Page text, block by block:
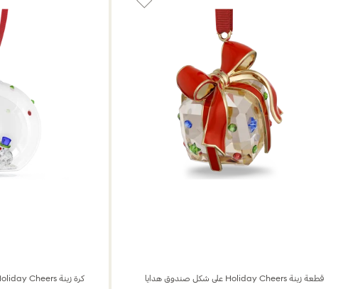
قطعة زينة Holiday Cheers على شكل صندوق هدايا كرة زينة Holiday Cheers على شكل شجرة ورجل ثلج